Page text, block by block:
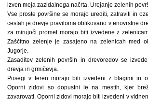
izven meja zazidalnega načrta. Urejanje zelenih
Vse proste površine se morajo urediti, zatraviti in
cestah je drevje praviloma oblikovano v enovrstne
za mirujoči promet morajo biti izvedene z
Zaščitno zelenje je zasajeno na zelenicah med
Jugorje.
Zasaditev zelenih površin in drevoredov se
drevja in grmičevja.
Posegi v teren morajo biti izvedeni z blagimi in
Oporni zidovi so dopustni le na mestih, kjer
zavarovati. Oporni zidovi morajo biti izvedeni v